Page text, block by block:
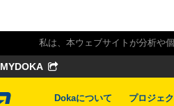
私は、本ウェブサイトが分析や
MYDOKA
Dokaについて
プロジェ